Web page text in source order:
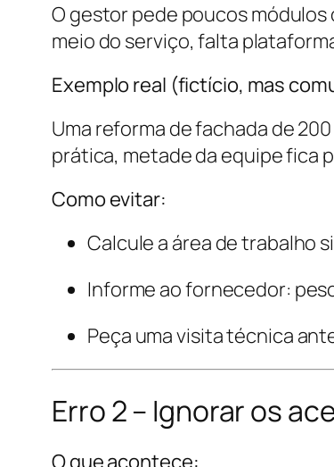
O gestor pede poucos
meio do serviço, falta
Exemplo real (fictício, mas
Uma reforma de fachada de
prática, metade da equipe fica
Como evitar:
Calcule a área de trabalho
Informe ao fornecedor:
Peça uma visita técnica
Erro 2 – Ignorar os
O que acontece: